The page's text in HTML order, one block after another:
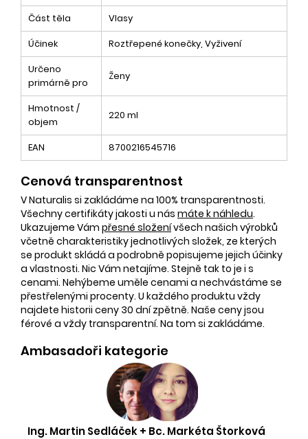
Část těla
Vlasy
Účinek
Roztřepené konečky, Vyživení
Určeno
primárně pro
Ženy
Hmotnost /
objem
220 ml
EAN 8700216545716
Cenová transparentnost
V Naturalis si zakládáme na 100% transparentnosti.
Všechny certifikáty jakosti u nás máte k náhledu.
Ukazujeme Vám přesné složenívšech našich výrobků
včetně charakteristiky jednotlivých složek, ze kterých
se produkt skládá a podrobně popisujeme jejich účinky
a vlastnosti. Nic Vám netajíme. Stejně tak to je i s
cenami. Nehýbeme uměle cenami a nechvástáme se
přestřelenými procenty. U každého produktu vždy
najdete historii ceny 30 dní zpětně. Naše ceny jsou
férové a vždy transparentní. Na tom si zakládáme.
Ambasadoři kategorie
Ing. Martin Sedláček + Bc. Markéta Štorková